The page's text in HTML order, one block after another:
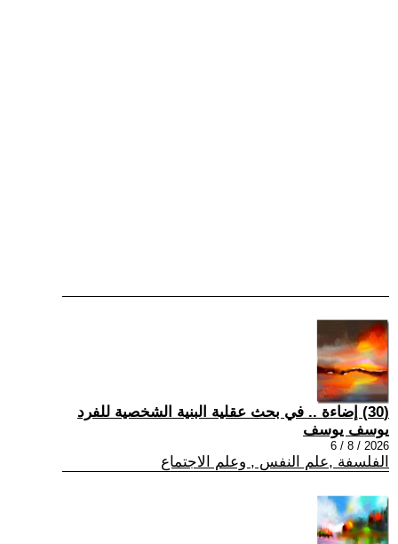
(30) إضاءة .. في بحث عقلية البنية الشخصية للفرد
يوسف يوسف
2026 / 8 / 6
الفلسفة ,علم النفس , وعلم الاجتماع